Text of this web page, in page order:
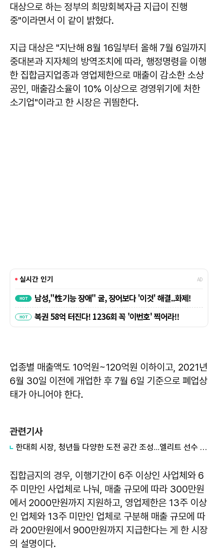
대상으로 하는 정부의 희망회복자금 지급이 진행
중"이라면서 이 같이 밝혔다.
지급 대상은 "지난해 8월 16일부터 올해 7월 6일까지
중대본과 지자체의 방역조치에 따라, 행정명령을 이행
한 집합금지업종과 영업제한으로 매출이 감소한 소상
공인, 매출감소율이 10% 이상으로 경영위기에 처한
소기업"이라고 한 시장은 귀띔한다.
업종별 매출액도 10억원~120억원 이하이고, 2021년
6월 30일 이전에 개업한 후 7월 6일 기준으로 폐업상
태가 아니어야 한다.
관련기사
한대희 시장, 청년들 다양한 도전 공간 조성...엘리트 선수 발굴·육성에도 주력
집합금지의 경우, 이행기간이 6주 이상인 사업체와 6
주 미만인 사업체로 나눠, 매출 규모에 따라 300만원
에서 2000만원까지 지원하고, 영업제한은 13주 이상
인 업체와 13주 미만인 업체로 구분해 매출 규모에 따
라 200만원에서 900만원까지 지급한다는 게 한 시장
의 설명이다.